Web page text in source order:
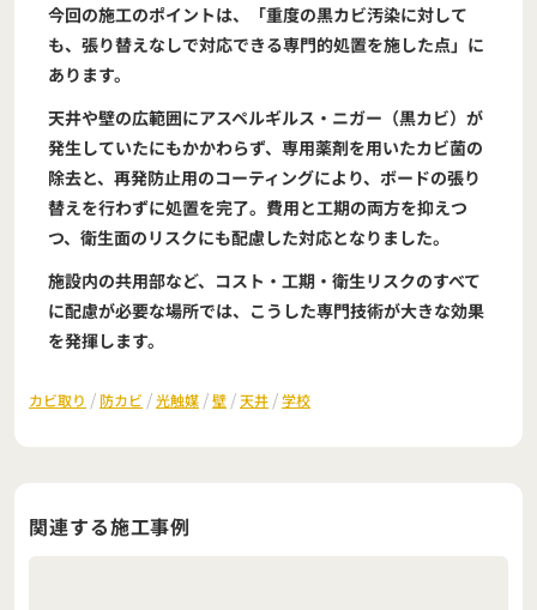
今回の施工のポイントは、「重度の黒カビ汚染に対して
も、張り替えなしで対応できる専門的処置を施した点」に
あります。
天井や壁の広範囲にアスペルギルス・ニガー（黒カビ）が
発生していたにもかかわらず、専用薬剤を用いたカビ菌の
除去と、再発防止用のコーティングにより、ボードの張り
替えを行わずに処置を完了。費用と工期の両方を抑えつ
つ、衛生面のリスクにも配慮した対応となりました。
施設内の共用部など、コスト・工期・衛生リスクのすべて
に配慮が必要な場所では、こうした専門技術が大きな効果
を発揮します。
カビ取り / 防カビ /光触媒 /壁 /天井 /学校
関連する施工事例